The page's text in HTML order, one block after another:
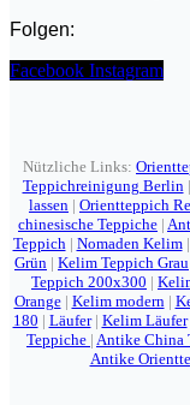
Folgen:
Facebook Instagram
Nützliche Links:
Teppichreinigung Berlin |
lassen | Orientteppich
chinesische Teppiche |
Teppich | Nomaden Kelim|
Grün | Kelim Teppich Grau
Teppich 200x300 |
Orange| Kelim modern |
180 | Läufer| Kelim Läufer
Teppiche | Antike China
Antike